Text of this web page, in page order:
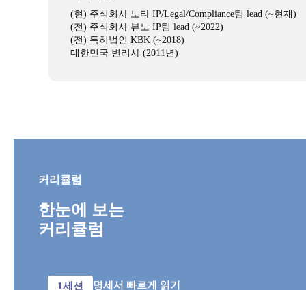
(현) 주식회사 노타 IP/Legal/Compliance팀 lead (~현재)
(전) 주식회사 뷰노 IP팀 lead (~2022)
(전) 특허법인 KBK (~2018)
대한민국 변리사 (2011년)
커리큘럼
한눈에 보는
커리큘럼
1세션 명세서 빠르게 읽기